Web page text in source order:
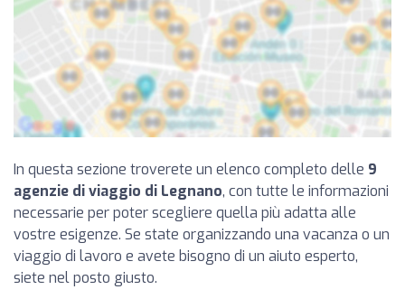
In questa sezione troverete un elenco completo delle 9
agenzie di viaggio di Legnano, con tutte le informazioni
necessarie per poter scegliere quella più adatta alle
vostre esigenze. Se state organizzando una vacanza o un
viaggio di lavoro e avete bisogno di un aiuto esperto,
siete nel posto giusto.